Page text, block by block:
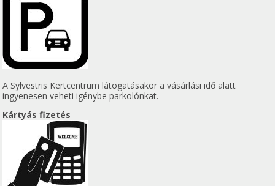
A Sylvestris Kertcentrum látogatásakor a vásárlási idő alatt
ingyenesen veheti igénybe parkolónkat.
Kártyás fizetés